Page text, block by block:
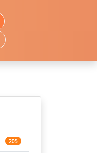
205